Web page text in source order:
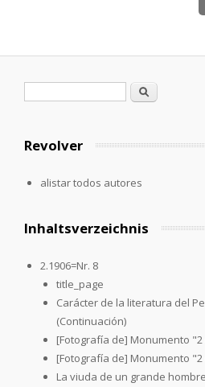
Formulario de búsqueda
Buscar
Revolver
alistar todos autores
Inhaltsverzeichnis
2.1906=Nr. 8
title_page
Carácter de la literatura del
(Continuación)
[Fotografía de] Monumento
[Fotografía de] Monumento "2
La viuda de un grande hombre